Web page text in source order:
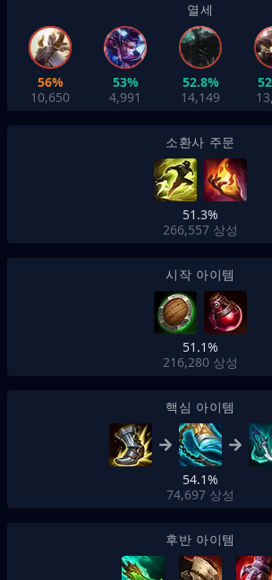
열세
56%
10,650
53%
4,991
52.8%
14,149
소환사 주문
51.3%
266,557 상성
시작 아이템
51.1%
216,280 상성
핵심 아이템
54.1%
74,697 상성
후반 아이템